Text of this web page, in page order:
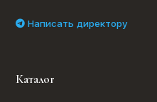
Написать директору
Каталог